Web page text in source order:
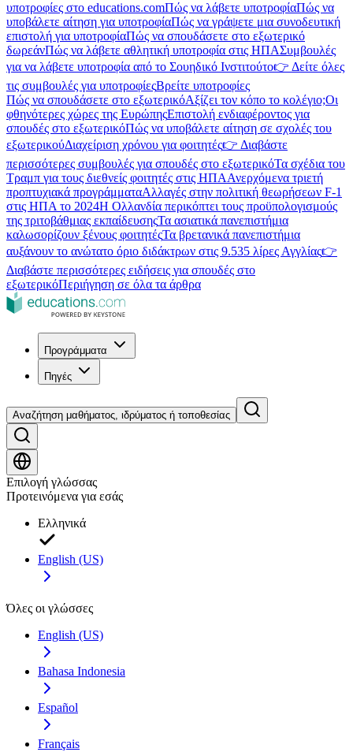
υποτροφίες στο educations.comΠώς να λάβετε υποτροφίαΠώς να
υποβάλετε αίτηση για υποτροφίαΠώς να γράψετε μια συνοδευτική
επιστολή για υποτροφίαΠώς να σπουδάσετε στο εξωτερικό
δωρεάνΠώς να λάβετε αθλητική υποτροφία στις ΗΠΑΣυμβουλές
για να λάβετε υποτροφία από το Σουηδικό Ινστιτούτο👉 Δείτε όλες
τις συμβουλές για υποτροφίεςΒρείτε υποτροφίες
Πώς να σπουδάσετε στο εξωτερικόΑξίζει τον κόπο το κολέγιο;Οι
φθηνότερες χώρες της ΕυρώπηςΕπιστολή ενδιαφέροντος για
σπουδές στο εξωτερικόΠώς να υποβάλετε αίτηση σε σχολές του
εξωτερικούΔιαχείριση χρόνου για φοιτητές👉 Διαβάστε
περισσότερες συμβουλές για σπουδές στο εξωτερικόΤα σχέδια του
Τραμπ για τους διεθνείς φοιτητές στις ΗΠΑΑνερχόμενα τριετή
προπτυχιακά προγράμματαΑλλαγές στην πολιτική θεωρήσεων F-1
στις ΗΠΑ το 2024Η Ολλανδία περικόπτει τους προϋπολογισμούς
της τριτοβάθμιας εκπαίδευσηςΤα ασιατικά πανεπιστήμια
καλωσορίζουν ξένους φοιτητέςΤα βρετανικά πανεπιστήμια
αυξάνουν το ανώτατο όριο διδάκτρων στις 9.535 λίρες Αγγλίας👉
Διαβάστε περισσότερες ειδήσεις για σπουδές στο
εξωτερικόΠεριήγηση σε όλα τα άρθρα
Προγράμματα
Πηγές
Αναζήτηση μαθήματος, ιδρύματος ή τοποθεσίας
Επιλογή γλώσσας
Προτεινόμενα για εσάς
Ελληνικά
English (US)
Όλες οι γλώσσες
English (US)
Bahasa Indonesia
Español
Français